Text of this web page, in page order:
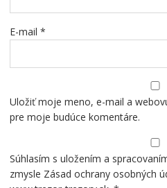
E-mail *
Uložiť moje meno, e-mail a
pre moje budúce komentáre.
Súhlasím s uložením a
zmysle Zásad ochrany osobných